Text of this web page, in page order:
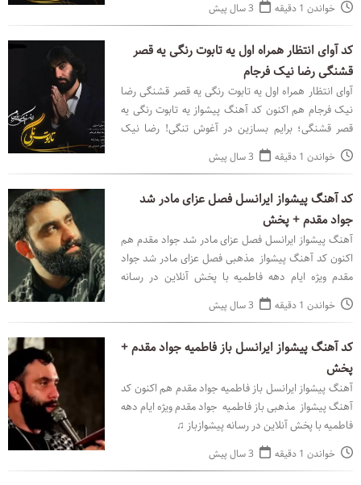
خواندن 1 دقیقه 3 سال پیش
کد آوای انتظار همراه اول یه تابوت رنگی یه قصر
قشنگی رضا نیک فرجام
آوای انتظار همراه اول یه تابوت رنگی یه قصر قشنگی رضا
نیک فرجام هم اکنون کد آهنگ پیشواز یه تابوت رنگی یه
قصر قشنگی؛ برایم بسازین در آغوش تنگی! رضا نیک
فرجام با پخش آنلاین در رسانه پیشوازباز ♫
خواندن 1 دقیقه 3 سال پیش
کد آهنگ پیشواز ایرانسل فصل عزای مادر شد
جواد مقدم + پخش
آهنگ پیشواز ایرانسل فصل عزای مادر شد جواد مقدم هم
اکنون کد آهنگ پیشواز مذهبی فصل عزای مادر شد جواد
مقدم ویژه ایام دهه فاطمیه با پخش آنلاین در رسانه
پیشوازباز ♫
خواندن 1 دقیقه 3 سال پیش
کد آهنگ پیشواز ایرانسل باز فاطمیه جواد مقدم +
پخش
آهنگ پیشواز ایرانسل باز فاطمیه جواد مقدم هم اکنون کد
آهنگ پیشواز مذهبی باز فاطمیه جواد مقدم ویژه ایام دهه
فاطمیه با پخش آنلاین در رسانه پیشوازباز ♫
خواندن 1 دقیقه 3 سال پیش